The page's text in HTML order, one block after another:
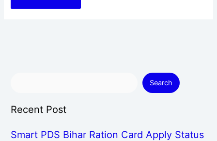
Search
Recent Post
Smart PDS Bihar Ration Card Apply Status